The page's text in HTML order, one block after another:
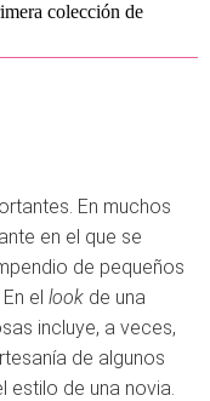
colección de
En muchos
en el que se
de pequeños
el look de una
incluye, a veces,
de algunos
estilo de una novia.